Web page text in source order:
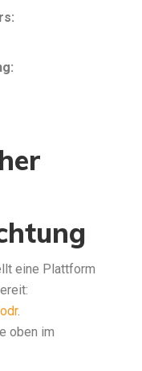
eine Plattform
.
oben im